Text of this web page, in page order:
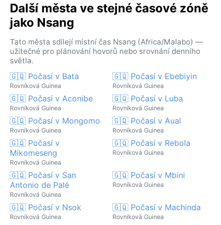
Další města ve stejné časové zóně
jako Nsang
Tato města sdílejí místní čas Nsang (Africa/Malabo) —
užitečné pro plánování hovorů nebo srovnání denního
světla.
🇬🇶 Počasí v Bata
Rovníková Guinea
🇬🇶 Počasí v Ebebiyin
Rovníková Guinea
🇬🇶 Počasí v Aconibe
Rovníková Guinea
🇬🇶 Počasí v Luba
Rovníková Guinea
🇬🇶 Počasí v Mongomo
Rovníková Guinea
🇬🇶 Počasí v Aual
Rovníková Guinea
🇬🇶 Počasí v
Mikomeseng
Rovníková Guinea
🇬🇶 Počasí v Rebola
Rovníková Guinea
🇬🇶 Počasí v San
Antonio de Palé
Rovníková Guinea
🇬🇶 Počasí v Mbini
Rovníková Guinea
🇬🇶 Počasí v Nsok
Rovníková Guinea
🇬🇶 Počasí v Machinda
Rovníková Guinea